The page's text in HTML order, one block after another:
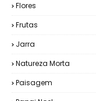
Flores
Frutas
Jarra
Natureza Morta
Paisagem